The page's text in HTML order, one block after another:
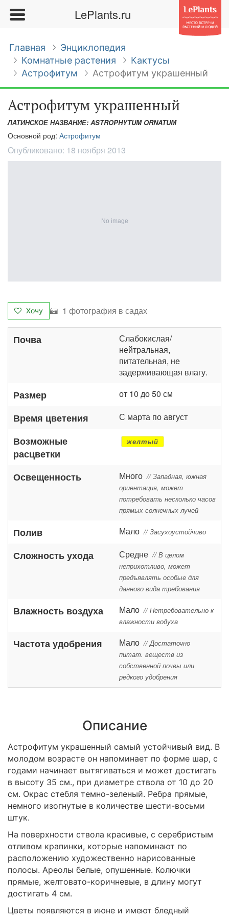
LePlants.ru
Главная
Энциклопедия
Комнатные растения
Кактусы
Астрофитум
Астрофитум украшенный
Астрофитум украшенный
ЛАТИНСКОЕ НАЗВАНИЕ: ASTROPHYTUM ORNATUM
Основной род: Астрофитум
Опубликовано: 18 ноября 2013
Хочу 1 фотография в садах
Почва
Слабокислая/
нейтральная,
питательная, не
задерживающая влагу.
Размер от 10 до 50 см
Время цветения С марта по август
Возможные
расцветки
желтый
Освещенность Много // Западная, южная
ориентация, может
потребовать несколько часов
прямых солнечных лучей
Полив Мало // Засухоустойчиво
Сложность ухода Средне // В целом
неприхотливо, может
предъявлять особые для
данного вида требования
Влажность воздуха Мало // Нетребовательно к
влажности водуха
Частота удобрения Мало // Достаточно
питат. веществ из
собственной почвы или
редкого удобрения
Описание
Астрофитум украшенный самый устойчивый вид. В
молодом возрасте он напоминает по форме шар, с
годами начинает вытягиваться и может достигать
в высоту 35 см., при диаметре ствола от 10 до 20
см. Окрас стебля темно-зеленый. Ребра прямые,
немного изогнутые в количестве шести-восьми
штук.
На поверхности ствола красивые, с серебристым
отливом крапинки, которые напоминают по
расположению художественно нарисованные
полосы. Ареолы белые, опушенные. Колючки
прямые, желтовато-коричневые, в длину могут
достигать 4 см.
Цветы появляются в июне и имеют бледный